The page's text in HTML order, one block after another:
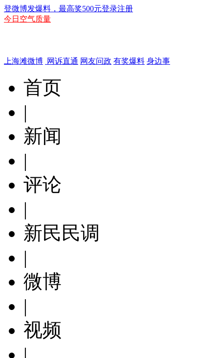
登微博发爆料，最高奖500元登录注册
今日空气质量
上海滩微博 网诉直通 网友问政 有奖爆料 身边事
首页
|
新闻
|
评论
|
新民民调
|
微博
|
视频